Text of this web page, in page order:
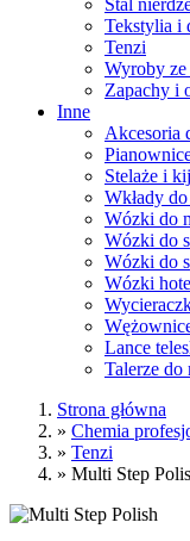
Stal
Tekstylia i
Tenzi
Wyroby
Zapachy i
Inne
Akcesoria
Stelaże i
Wkłady
Wózki do
Wózki do
Wózki do
Wózki
Lance
Talerze do
Strona główna
» Chemia
» Tenzi
» Multi Step